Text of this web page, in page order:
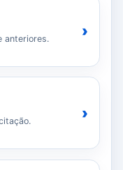
anteriores. ›
›